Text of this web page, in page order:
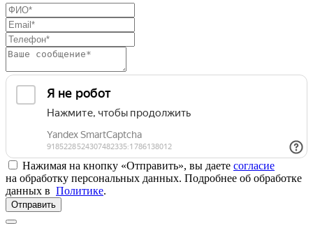
Нажимая на кнопку «Отправить», вы даете согласие
на обработку персональных данных. Подробнее об обработке
данных в Политике.
Отправить